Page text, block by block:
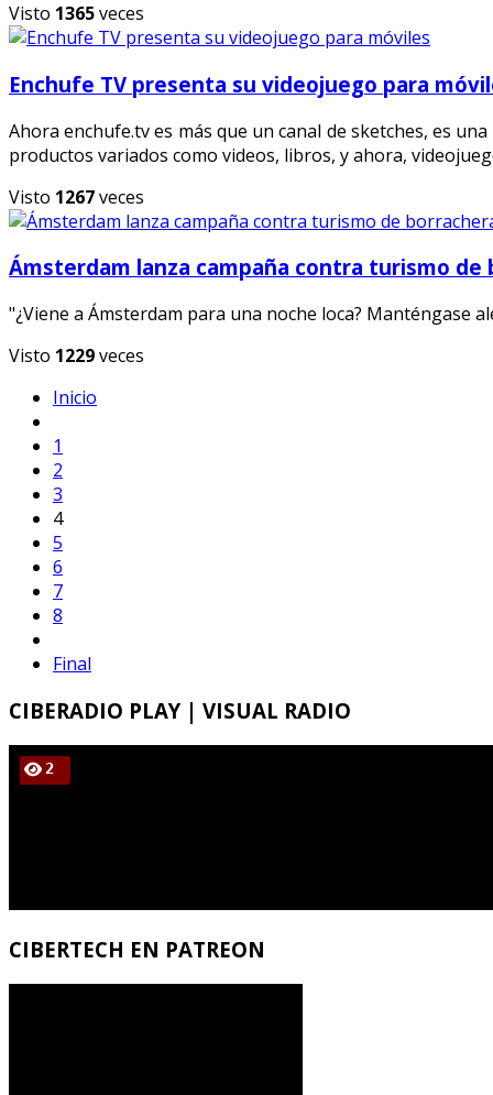
Visto 1365veces
Enchufe TV presenta su videojuego para
Ahora enchufe.tv es más que un canal de sketches, es
productos variados como videos, libros, y ahora,
Visto 1267veces
Ámsterdam lanza campaña contra turismo de
"¿Viene a Ámsterdam para una noche loca? Manténgase
Visto 1229veces
Inicio
1
2
3
4
5
6
7
8
Final
CIBERADIO PLAY | VISUAL RADIO
CIBERTECH EN PATREON